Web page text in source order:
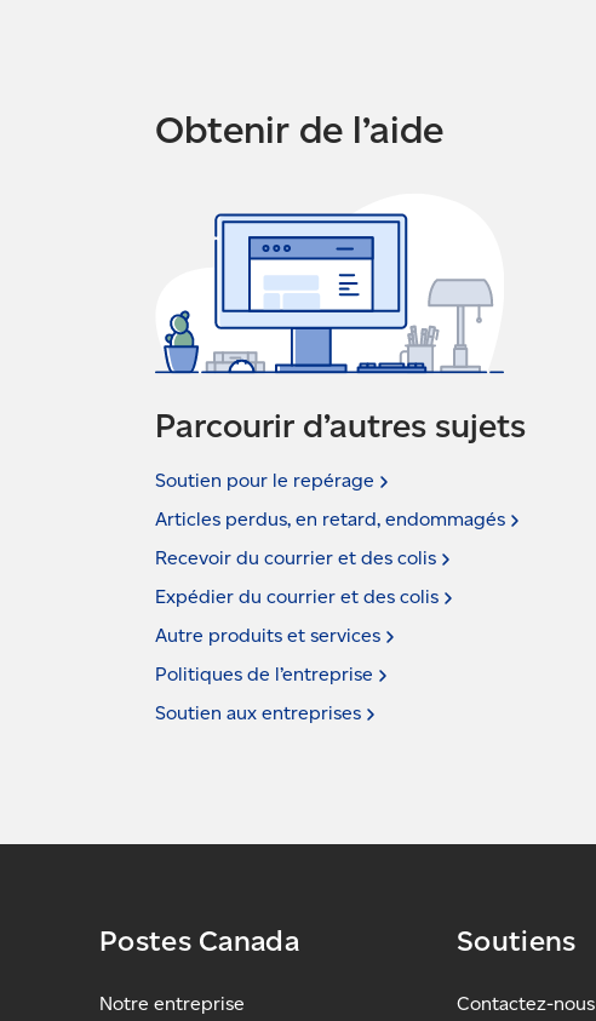
Obtenir de l’aide
Parcourir d’autres sujets
Soutien pour le repérage
Articles perdus, en retard, endommagés
Recevoir du courrier et des colis
Expédier du courrier et des colis
Autre produits et services
Politiques de l’entreprise
Soutien aux entreprises
Postes Canada
Notre entreprise
Soutiens
Contactez-nous